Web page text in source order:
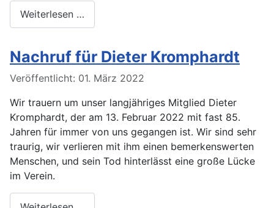
Weiterlesen …
Nachruf für Dieter Kromphardt
Veröffentlicht: 01. März 2022
Wir trauern um unser langjähriges Mitglied Dieter
Kromphardt, der am 13. Februar 2022 mit fast 85.
Jahren für immer von uns gegangen ist. Wir sind sehr
traurig, wir verlieren mit ihm einen bemerkenswerten
Menschen, und sein Tod hinterlässt eine große Lücke
im Verein.